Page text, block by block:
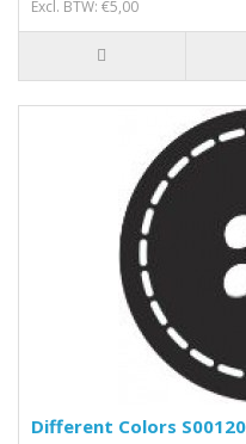
Excl. BTW: €5,00
Different Colors